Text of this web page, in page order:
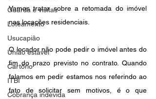
Guarda e visitas
Loteamento
Usucapião
União estável
Cartório
ITBI
Cobrança indevida
Vamos tratar sobre a retomada do imóvel
nas locações residenciais.
O locador não pode pedir o imóvel antes do
fim do prazo previsto no contrato. Quando
falamos em pedir estamos nos referindo ao
fato de solicitar sem motivos, é o que